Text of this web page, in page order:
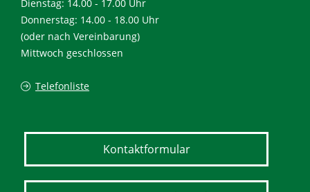
Dienstag: 14.00 - 17.00 Uhr
Donnerstag: 14.00 - 18.00 Uhr
(oder nach Vereinbarung)
Mittwoch geschlossen
Telefonliste
Kontaktformular